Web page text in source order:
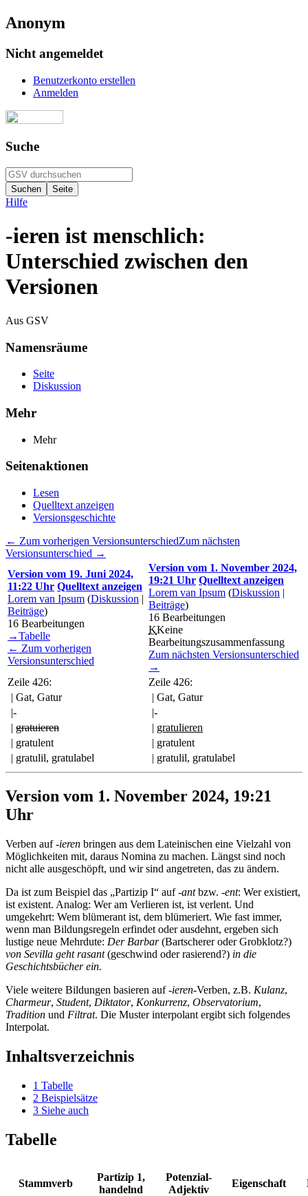
Anonym
Nicht angemeldet
Benutzerkonto erstellen
Anmelden
Suche
Hilfe
-ieren ist menschlich:
Unterschied zwischen den
Versionen
Aus GSV
Namensräume
Seite
Diskussion
Mehr
Mehr
Seitenaktionen
Lesen
Quelltext anzeigen
Versionsgeschichte
← Zum vorherigen VersionsunterschiedZum nächsten
Versionsunterschied →
Version vom 19. Juni 2024,
11:22 Uhr Quelltext anzeigen
Lorem van Ipsum (Diskussion |
Beiträge)
16 Bearbeitungen
→Tabelle
← Zum vorherigen
Versionsunterschied
Version vom 1. November 2024,
19:21 Uhr Quelltext anzeigen
Lorem van Ipsum (Diskussion |
Beiträge)
16 Bearbeitungen
KKeine
Bearbeitungszusammenfassung
Zum nächsten Versionsunterschied
→
Zeile 426:
Zeile 426:
| Gat, Gatur
| Gat, Gatur
|-
|-
| gratuieren | gratulieren
| gratulent
| gratulent
| gratulil, gratulabel
| gratulil, gratulabel
Version vom 1. November 2024, 19:21
Uhr
Verben auf-ieren bringen aus dem Lateinischen eine Vielzahl von
Möglichkeiten mit, daraus Nomina zu machen. Längst sind noch
nicht alle ausgeschöpft, und wir sind angetreten, das zu ändern.
Da ist zum Beispiel das „Partizip I“ auf-antbzw. -ent: Wer existiert,
ist existent. Analog: Wer am Verlieren ist, ist verlent. Und
umgekehrt: Wem blümerant ist, dem blümeriert. Wie fast immer,
wenn man Bildungsregeln erfindet oder ausdehnt, ergeben sich
lustige neue Mehrdute: Der Barbar(Bartscherer oder Grobklotz?)
von Sevilla geht rasant(geschwind oder rasierend?) in die
Geschichtsbücher ein.
Viele weitere Bildungen basieren auf-ieren-Verben, z.B. Kulanz,
Charmeur, Student, Diktator, Konkurrenz, Observatorium,
Tradition und Filtrat. Die Muster interpolant ergibt sich folgendes
Interpolat.
Inhaltsverzeichnis
1 Tabelle
2 Beispielsätze
3 Siehe auch
Tabelle
Stammverb
Partizip 1,
handelnd
Potenzial-
Adjektiv
Eigenschaft